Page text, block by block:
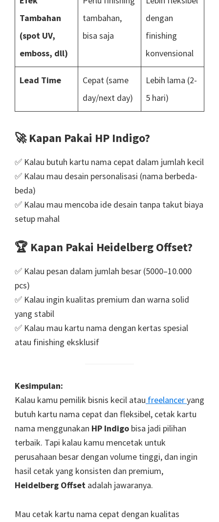
Tambahan
(spot UV,
emboss, dll)
tambahan,
bisa saja
dengan
finishing
konvensional
Lead Time
Cepat (same
day/next day)
Lebih lama (2-
5 hari)
🚀Kapan Pakai HP Indigo?
✅ Kalau butuh kartu nama cepat dalam jumlah kecil
✅ Kalau mau desain personalisasi (nama berbeda-
beda)
✅ Kalau mau mencoba ide desain tanpa takut biaya
setup mahal
🏆 Kapan Pakai Heidelberg Offset?
✅ Kalau pesan dalam jumlah besar (5000–10.000
pcs)
✅ Kalau ingin kualitas premium dan warna solid
yang stabil
✅ Kalau mau kartu nama dengan kertas spesial
atau finishing eksklusif
Kesimpulan:
Kalau kamu pemilik bisnis kecil atau freelanceryang
butuh kartu nama cepat dan fleksibel, cetak kartu
nama menggunakan HP Indigo bisa jadi pilihan
terbaik. Tapi kalau kamu mencetak untuk
perusahaan besar dengan volume tinggi, dan ingin
hasil cetak yang konsisten dan premium,
Heidelberg Offset adalah jawaranya.
Mau cetak kartu nama cepat dengan kualitas